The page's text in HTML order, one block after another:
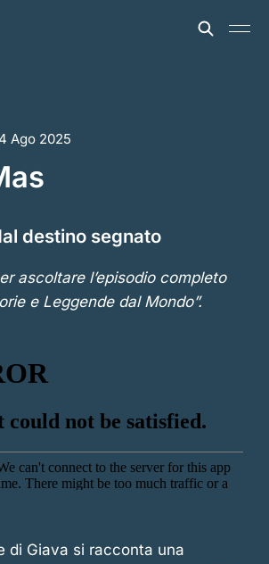
Ago 2025
destino segnato
ascoltare l’episodio completo
e Leggende dal Mondo”.
di Giava si racconta una